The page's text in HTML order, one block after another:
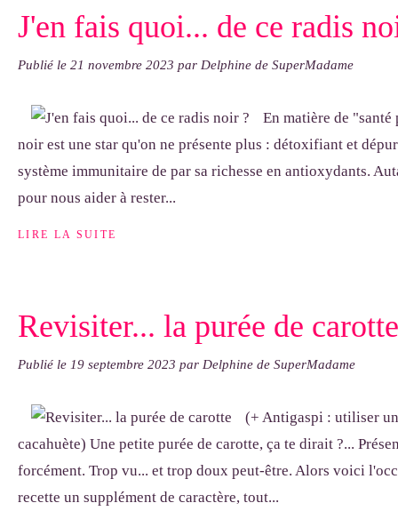
J'en fais quoi... de ce radis
Publié le 21 novembre 2023 par Delphine de SuperMadame
En matière de
noir est une star qu'on ne présente plus : détoxifiant et
système immunitaire de par sa richesse en antioxydants.
pour nous aider à rester...
LIRE LA SUITE
Revisiter... la purée de carotte
Publié le 19 septembre 2023 par Delphine de SuperMadame
(+ Antigaspi : utiliser
cacahuète) Une petite purée de carotte, ça te dirait ?...
forcément. Trop vu... et trop doux peut-être. Alors voici
recette un supplément de caractère, tout...